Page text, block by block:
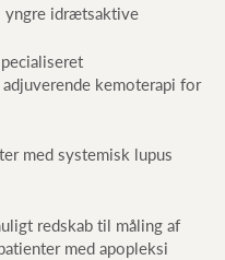
yngre idrætsaktive
kemoterapi for
med systemisk lupus
redskab til måling af
med apopleksi